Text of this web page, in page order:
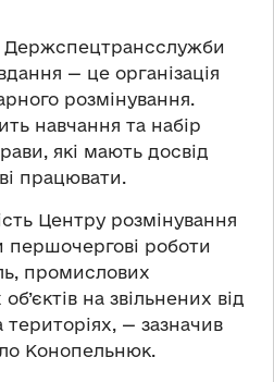
Держспецтрансслужби
— це організація
розмінування.
навчання та набір
які мають досвід
працювати.
Центру розмінування
першочергові роботи
промислових
на звільнених від
територіях, — зазначив
Конопельнюк.